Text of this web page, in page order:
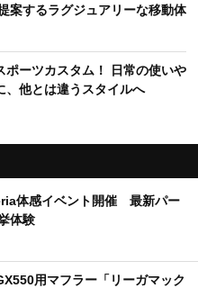
案するラグジュアリーな移動体
ポーツカスタム！ 日常の使いや
、他とは違うスタイルへ
体感イベント開催 最新パー
体験
用マフラー「リーガマック